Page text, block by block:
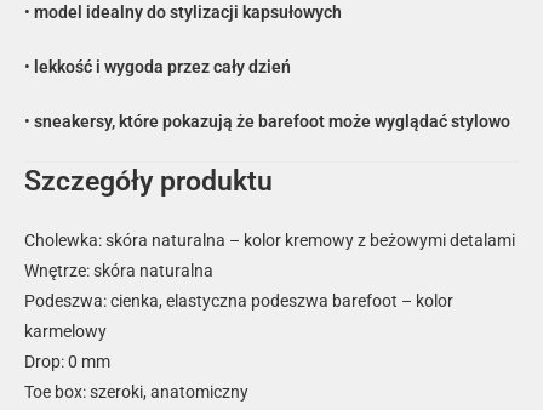
• model idealny do stylizacji kapsułowych
• lekkość i wygoda przez cały dzień
• sneakersy, które pokazują że barefoot może wyglądać stylowo
Szczegóły produktu
Cholewka: skóra naturalna – kolor kremowy z beżowymi detalami
Wnętrze: skóra naturalna
Podeszwa: cienka, elastyczna podeszwa barefoot – kolor
karmelowy
Drop: 0 mm
Toe box: szeroki, anatomiczny